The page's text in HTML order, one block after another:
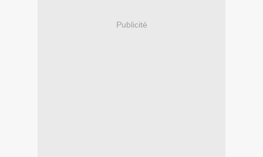
Publicité